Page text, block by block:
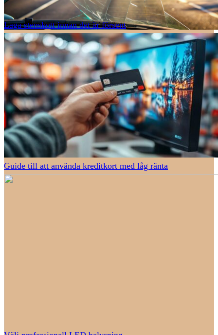
Laga stenskott innan det är försent
Guide till att använda kreditkort med låg ränta